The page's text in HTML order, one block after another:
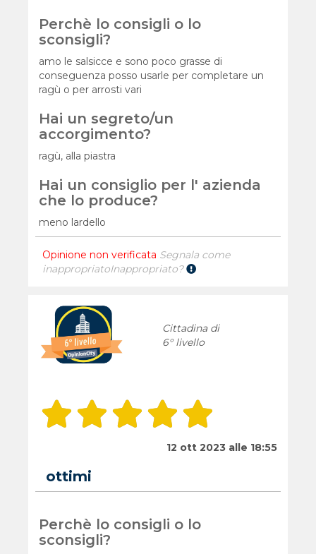
Perchè lo consigli o lo
sconsigli?
amo le salsicce e sono poco grasse di
conseguenza posso usarle per completare un
ragù o per arrosti vari
Hai un segreto/un
accorgimento?
ragù, alla piastra
Hai un consiglio per l' azienda
che lo produce?
meno lardello
Opinione non verificata Segnala come
inappropriatoInappropriato?
Cittadina di
6° livello
12 ott 2023 alle 18:55
ottimi
Perchè lo consigli o lo
sconsigli?